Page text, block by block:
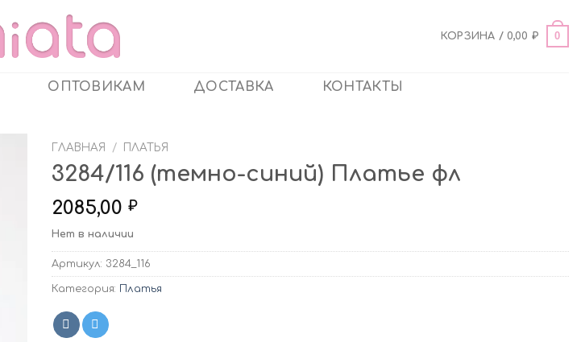
КОРЗИНА /0,00 ₽ 0
ОПТОВИКАМ ДОСТАВКА КОНТАКТЫ
ГЛАВНАЯ / ПЛАТЬЯ
3284/116 (темно-синий) Платье фл
2085,00 ₽
Нет в наличии
Артикул: 3284_116
Категория: Платья